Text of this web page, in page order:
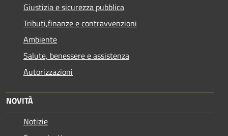
Giustizia e sicurezza pubblica
Tributi,finanze e contravvenzioni
Ambiente
Salute, benessere e assistenza
Autorizzazioni
NOVITÀ
Notizie